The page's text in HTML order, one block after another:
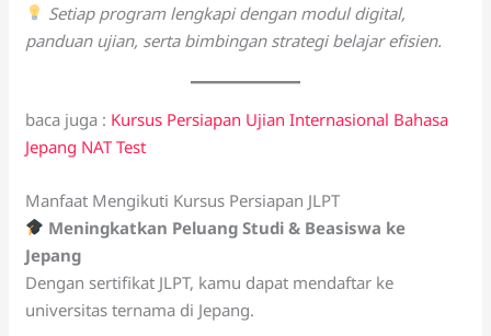
Setiap program lengkapi dengan modul digital,
panduan ujian, serta bimbingan strategi belajar efisien.
baca juga : Kursus Persiapan Ujian Internasional Bahasa
Jepang NAT Test
Manfaat Mengikuti Kursus Persiapan JLPT
Meningkatkan Peluang Studi & Beasiswa ke
Jepang
Dengan sertifikat JLPT, kamu dapat mendaftar ke
universitas ternama di Jepang.